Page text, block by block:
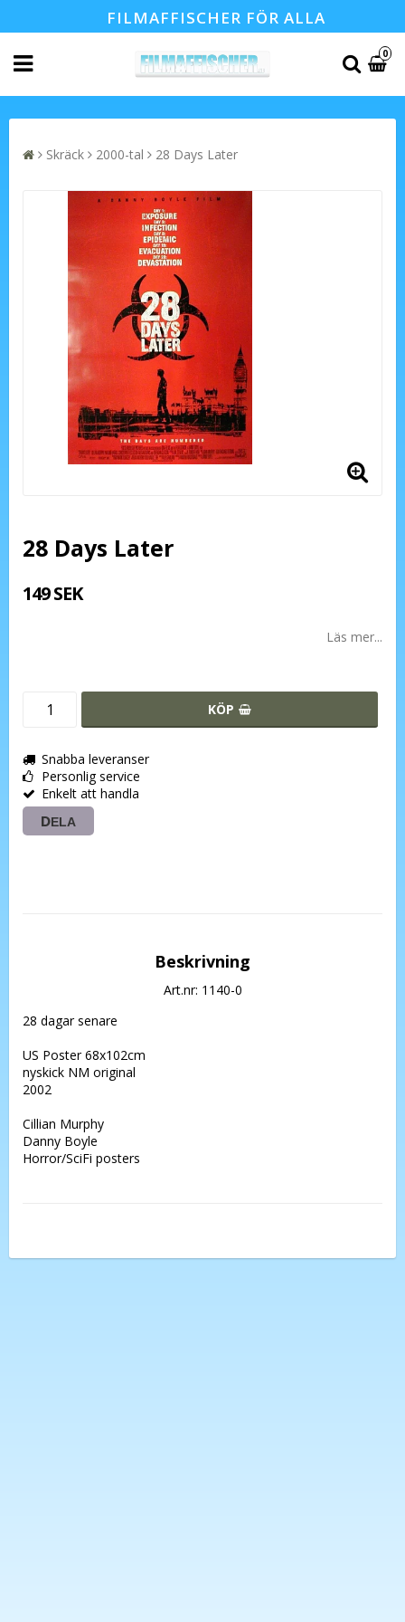
FILMAFFISCHER FÖR ALLA
0
Skräck 2000-tal 28 Days Later
28 Days Later
149 SEK
Läs mer...
KÖP
Snabba leveranser
Personlig service
Enkelt att handla
DELA
Beskrivning
Art.nr: 1140-0
28 dagar senare
US Poster 68x102cm
nyskick NM original
2002
Cillian Murphy
Danny Boyle